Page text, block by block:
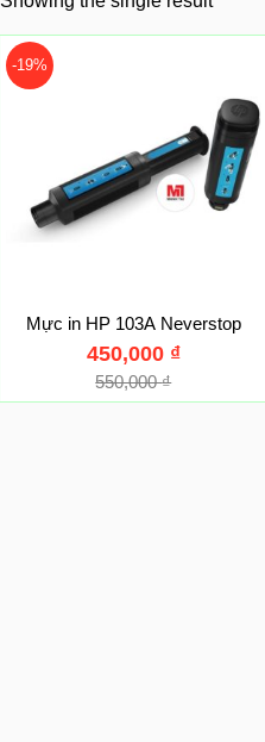
-19%
Mực in HP 103A Neverstop
550,000₫
450,000 ₫